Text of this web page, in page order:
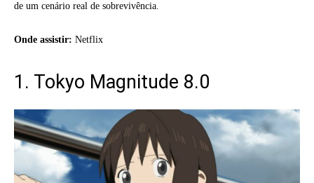
de um cenário real de sobrevivência.
Onde assistir: Netflix
1. Tokyo Magnitude 8.0